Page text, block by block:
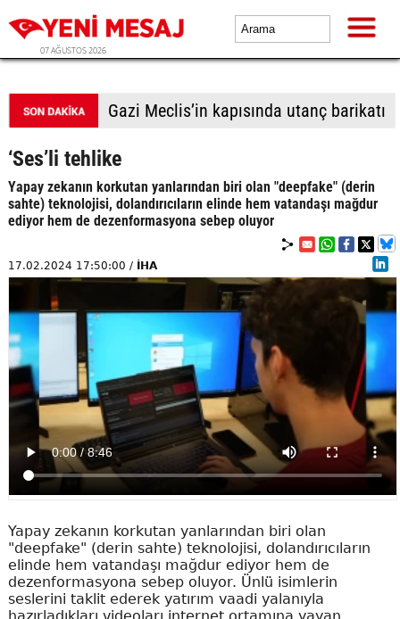
07 AĞUSTOS 2026
Gazi Meclis’in kapısında utanç barikatı
‘Ses’li tehlike
Yapay zekanın korkutan yanlarından biri olan "deepfake" (derin
sahte) teknolojisi, dolandırıcıların elinde hem vatandaşı mağdur
ediyor hem de dezenformasyona sebep oluyor
17.02.2024 17:50:00 / İHA
Yapay zekanın korkutan yanlarından biri olan
"deepfake" (derin sahte) teknolojisi, dolandırıcıların
elinde hem vatandaşı mağdur ediyor hem de
dezenformasyona sebep oluyor. Ünlü isimlerin
seslerini taklit ederek yatırım vaadi yalanıyla